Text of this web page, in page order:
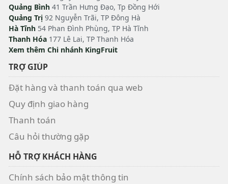
Quảng Bình 41 Trần Hưng Đạo, Tp Đồng Hới
Quảng Trị 92 Nguyễn Trãi, TP Đông Hà
Hà Tĩnh 54 Phan Đình Phùng, TP Hà Tĩnh
Thanh Hóa 177 Lê Lai, TP Thanh Hóa
Xem thêm Chi nhánh KingFruit
TRỢ GIÚP
Đặt hàng và thanh toán qua web
Quy định giao hàng
Thanh toán
Câu hỏi thường gặp
HỖ TRỢ KHÁCH HÀNG
Chính sách bảo mật thông tin